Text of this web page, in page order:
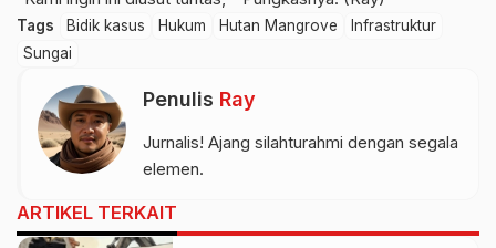
Tags Bidik kasus Hukum Hutan Mangrove
Infrastruktur
Sungai
Penulis Ray
Jurnalis! Ajang silahturahmi dengan segala
elemen.
ARTIKEL TERKAIT